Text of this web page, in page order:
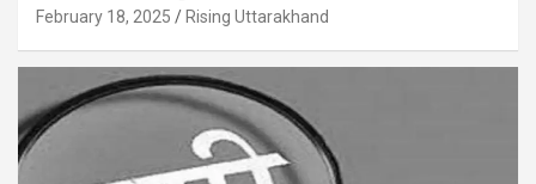
February 18, 2025 Rising Uttarakhand